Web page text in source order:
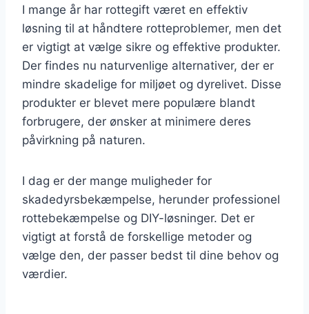
I mange år har rottegift været en effektiv
løsning til at håndtere rotteproblemer, men det
er vigtigt at vælge sikre og effektive produkter.
Der findes nu naturvenlige alternativer, der er
mindre skadelige for miljøet og dyrelivet. Disse
produkter er blevet mere populære blandt
forbrugere, der ønsker at minimere deres
påvirkning på naturen.
I dag er der mange muligheder for
skadedyrsbekæmpelse, herunder professionel
rottebekæmpelse og DIY-løsninger. Det er
vigtigt at forstå de forskellige metoder og
vælge den, der passer bedst til dine behov og
værdier.